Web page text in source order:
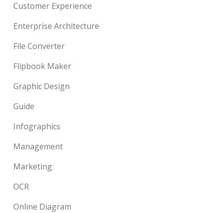
Customer Experience
Enterprise Architecture
File Converter
Flipbook Maker
Graphic Design
Guide
Infographics
Management
Marketing
OCR
Online Diagram